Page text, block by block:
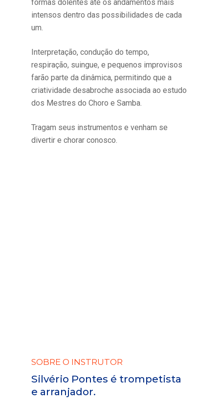
formas dolentes até os andamentos mais
intensos dentro das possibilidades de cada
um.
Interpretação, condução do tempo,
respiração, suingue, e pequenos improvisos
farão parte da dinâmica, permitindo que a
criatividade desabroche associada ao estudo
dos Mestres do Choro e Samba.
Tragam seus instrumentos e venham se
divertir e chorar conosco.
SOBRE O INSTRUTOR
Silvério Pontes é trompetista
e arranjador.